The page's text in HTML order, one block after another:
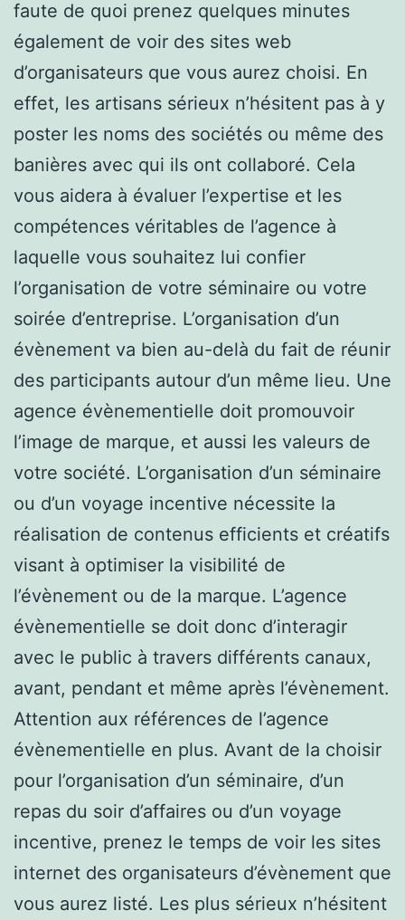
faute de quoi prenez quelques minutes
également de voir des sites web
d’organisateurs que vous aurez choisi. En
effet, les artisans sérieux n’hésitent pas à y
poster les noms des sociétés ou même des
banières avec qui ils ont collaboré. Cela
vous aidera à évaluer l’expertise et les
compétences véritables de l’agence à
laquelle vous souhaitez lui confier
l’organisation de votre séminaire ou votre
soirée d’entreprise. L’organisation d’un
évènement va bien au-delà du fait de réunir
des participants autour d’un même lieu. Une
agence évènementielle doit promouvoir
l’image de marque, et aussi les valeurs de
votre société. L’organisation d’un séminaire
ou d’un voyage incentive nécessite la
réalisation de contenus efficients et créatifs
visant à optimiser la visibilité de
l’évènement ou de la marque. L’agence
évènementielle se doit donc d’interagir
avec le public à travers différents canaux,
avant, pendant et même après l’évènement.
Attention aux références de l’agence
évènementielle en plus. Avant de la choisir
pour l’organisation d’un séminaire, d’un
repas du soir d’affaires ou d’un voyage
incentive, prenez le temps de voir les sites
internet des organisateurs d’évènement que
vous aurez listé. Les plus sérieux n’hésitent